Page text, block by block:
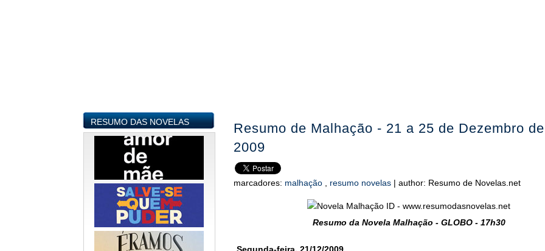
RESUMO DAS NOVELAS
Resumo de Malhação - 21 a 25 de Dezembro de
2009
marcadores: malhação resumo novelas | author: Resumo de Novelas.net
Resumo da Novela Malhação - GLOBO - 17h30
Segunda-feira, 21/12/2009